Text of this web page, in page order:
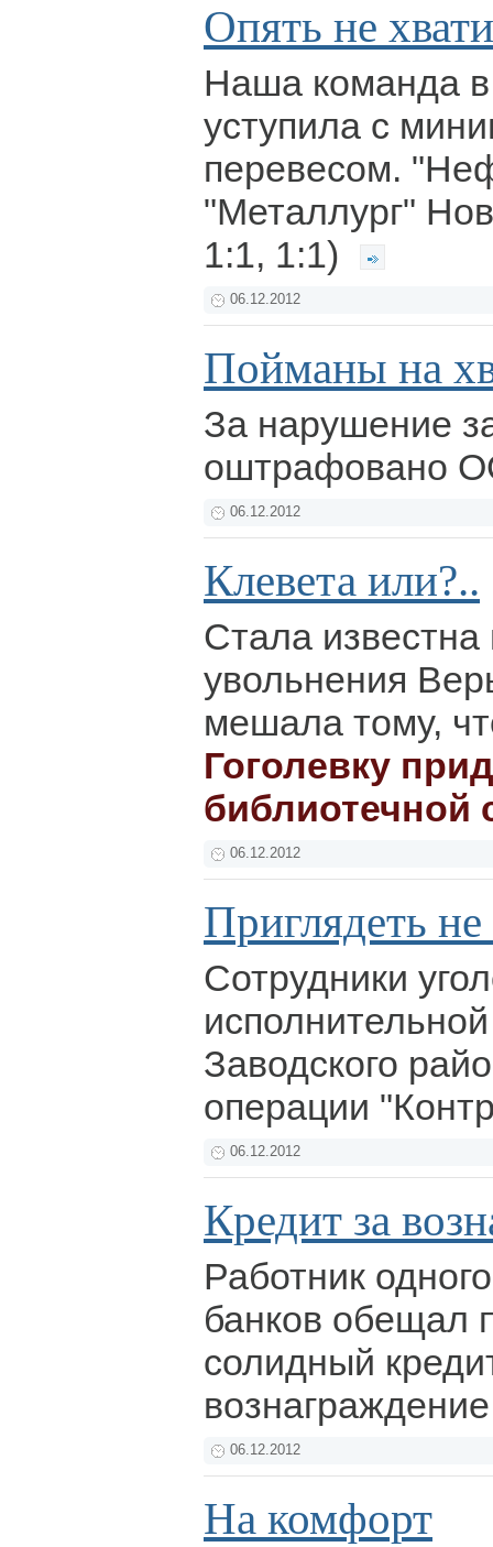
Опять не
Наша команда
уступила с
перевесом.
"Металлург"
1:1, 1:1)
06.12.2012
Пойманы на
За нарушение
оштрафовано
06.12.2012
Клевета или?..
Стала известна
увольнения
мешала тому,
Гоголевку
библиотечной
06.12.2012
Приглядеть
Сотрудники
Заводского
операции
06.12.2012
Кредит за
Работник
банков обещал
солидный
06.12.2012
На комфорт